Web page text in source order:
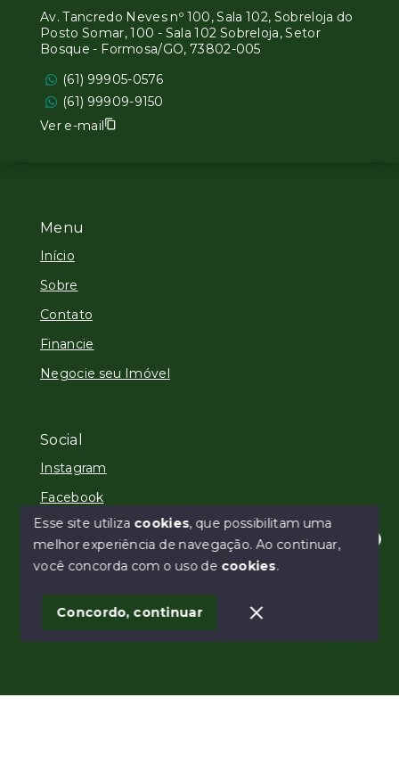
Olá! Estamos disponíveis para te ajudar.
Menu
Início
Sobre
Contato
Financie
Negocie seu Imóvel
Social
Instagram
Facebook
© Copyright 2026 - IMOBILIÁRIA RURALBRAS -
SITE PARA IMOBILIARIA
Av. Tancredo Neves nº 100, Sala 102, Sobreloja do
Posto Somar, 100 - Sala 102 Sobreloja, Setor
Bosque - Formosa/GO, 73802-005
(61) 99905-0576
(61) 99909-9150
Ver e-mail
Esse site utiliza cookies, que possibilitam uma
melhor experiência de navegação.Ao continuar,
você concorda com o uso de cookies.
Concordo, continuar